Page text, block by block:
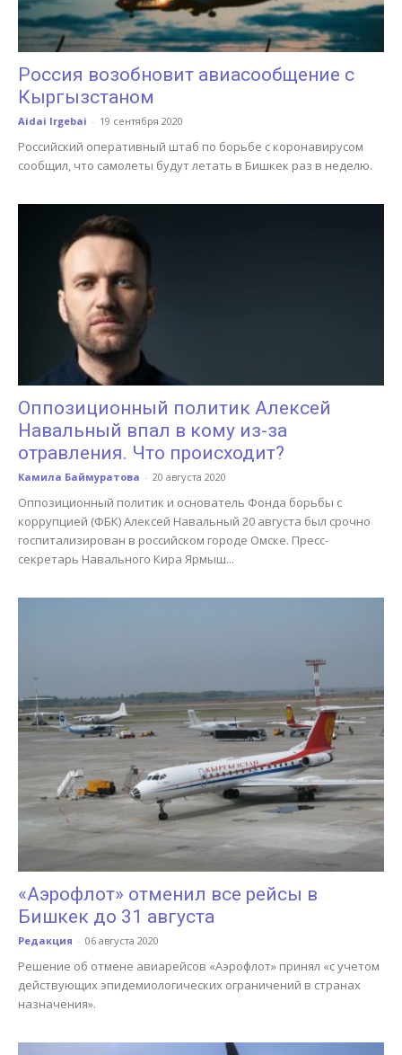
Россия возобновит авиасообщение с
Кыргызстаном
Aidai Irgebai - 19 сентября 2020
Российский оперативный штаб по борьбе с коронавирусом
сообщил, что самолеты будут летать в Бишкек раз в неделю.
Оппозиционный политик Алексей
Навальный впал в кому из-за
отравления. Что происходит?
Камила Баймуратова - 20 августа 2020
Оппозиционный политик и основатель Фонда борьбы с
коррупцией (ФБК) Алексей Навальный 20 августа был срочно
госпитализирован в российском городе Омске. Пресс-
секретарь Навального Кира Ярмыш...
«Аэрофлот» отменил все рейсы в
Бишкек до 31 августа
Редакция - 06 августа 2020
Решение об отмене авиарейсов «Аэрофлот» принял «с учетом
действующих эпидемиологических ограничений в странах
назначения».